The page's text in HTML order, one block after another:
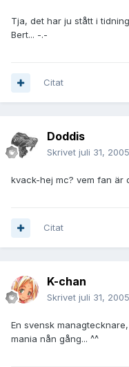
Tja, det har ju stått i
Bert... -.-
Citat
Doddis
Skrivet juli 31, 2005
kvack-hej mc? vem fan är
Citat
K-chan
Skrivet juli 31, 2005
En svensk
mania nån gång... ^^